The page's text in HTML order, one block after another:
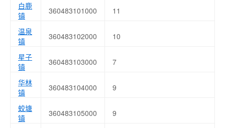
白鹿
镇
360483101000 11
温泉
镇
360483102000 10
星子
镇
360483103000 7
华林
镇
360483104000 9
蛟塘
镇
360483105000 9